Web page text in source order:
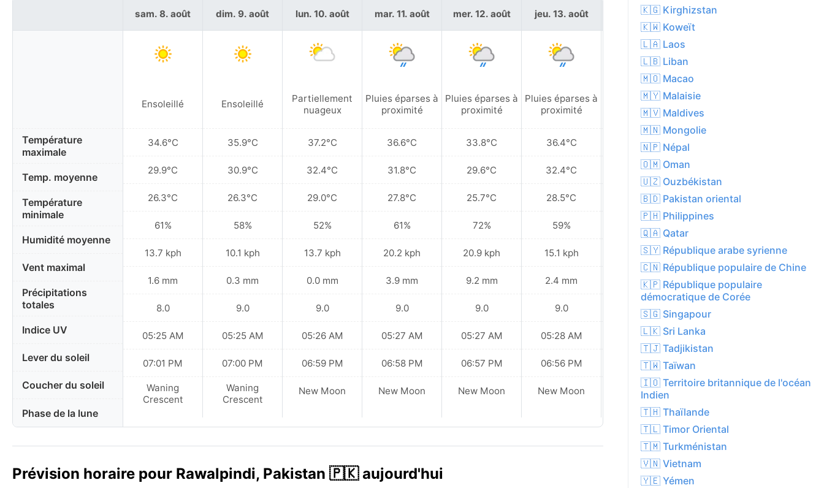
Température
maximale
Temp. moyenne
Température
minimale
Humidité moyenne
Vent maximal
Précipitations
totales
Indice UV
Lever du soleil
Coucher du soleil
Phase de la lune
sam. 8. août
Ensoleillé
34.6°C
29.9°C
26.3°C
61%
13.7 kph
1.6 mm
8.0
05:25 AM
07:01 PM
Waning
Crescent
dim. 9. août
Ensoleillé
35.9°C
30.9°C
26.3°C
58%
10.1 kph
0.3 mm
9.0
05:25 AM
07:00 PM
Waning
Crescent
lun. 10. août
Partiellement
nuageux
37.2°C
32.4°C
29.0°C
52%
13.7 kph
0.0 mm
9.0
05:26 AM
06:59 PM
New Moon
mar. 11. août
Pluies éparses à
proximité
36.6°C
31.8°C
27.8°C
61%
20.2 kph
3.9 mm
9.0
05:27 AM
06:58 PM
New Moon
mer. 12. août
Pluies éparses à
proximité
33.8°C
29.6°C
25.7°C
72%
20.9 kph
9.2 mm
9.0
05:27 AM
06:57 PM
New Moon
jeu. 13. août
Pluies éparses à
proximité
36.4°C
32.4°C
28.5°C
59%
15.1 kph
2.4 mm
9.0
05:28 AM
06:56 PM
New Moon
ven. 14. août
Pluies éparses à
proximité
35.9°C
31.9°C
28.4°C
19.1 kph
2.5 mm
8.0
05:29 AM
06:55 PM
Waxing
Crescent
Prévision horaire pour Rawalpindi, Pakistan 🇵🇰 aujourd'hui
🇰🇬 Kirghizstan
🇰🇼 Koweït
🇱🇦 Laos
🇱🇧 Liban
🇲🇴 Macao
🇲🇾 Malaisie
🇲🇻 Maldives
🇲🇳 Mongolie
🇳🇵 Népal
🇴🇲 Oman
🇺🇿 Ouzbékistan
🇧🇩 Pakistan oriental
🇵🇭 Philippines
🇶🇦 Qatar
🇸🇾 République arabe syrienne
🇨🇳 République populaire de Chine
🇰🇵 République populaire
démocratique de Corée
🇸🇬 Singapour
🇱🇰 Sri Lanka
🇹🇯 Tadjikistan
🇹🇼 Taïwan
🇮🇴 Territoire britannique de l'océan
Indien
🇹🇭 Thaïlande
🇹🇱 Timor Oriental
🇹🇲 Turkménistan
🇻🇳 Vietnam
🇾🇪 Yémen